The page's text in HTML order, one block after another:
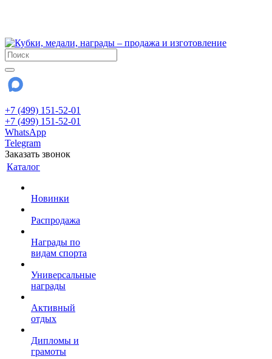
+7 (499) 151-52-01
+7 (499) 151-52-01
WhatsApp
Telegram
Заказать звонок
Каталог
Новинки
Распродажа
Награды по
видам спорта
Универсальные
награды
Активный
отдых
Дипломы и
грамоты